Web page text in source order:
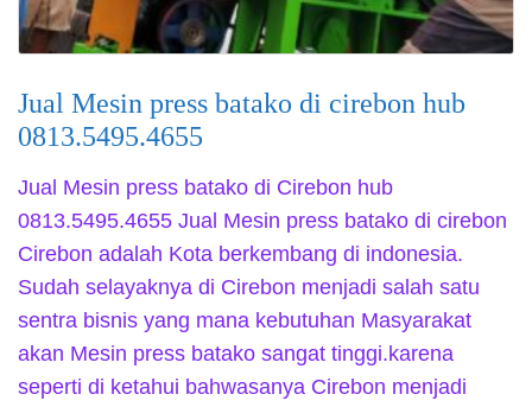
Jual Mesin press batako di cirebon hub
0813.5495.4655
Jual Mesin press batako di Cirebon hub
0813.5495.4655 Jual Mesin press batako di cirebon
Cirebon adalah Kota berkembang di indonesia.
Sudah selayaknya di Cirebon menjadi salah satu
sentra bisnis yang mana kebutuhan Masyarakat
akan Mesin press batako sangat tinggi.karena
seperti di ketahui bahwasanya Cirebon menjadi